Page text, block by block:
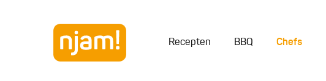
Recepten BBQ Chefs